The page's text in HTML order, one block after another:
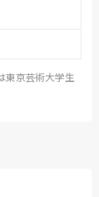
東京芸術大学生